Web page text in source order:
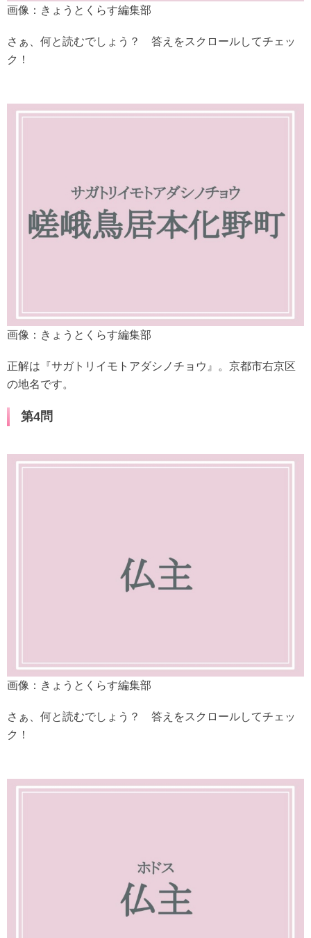
画像：きょうとくらす編集部
さぁ、何と読むでしょう？ 答えをスクロールしてチェッ
ク！
画像：きょうとくらす編集部
正解は『サガトリイモトアダシノチョウ』。京都市右京区
の地名です。
第4問
画像：きょうとくらす編集部
さぁ、何と読むでしょう？ 答えをスクロールしてチェッ
ク！